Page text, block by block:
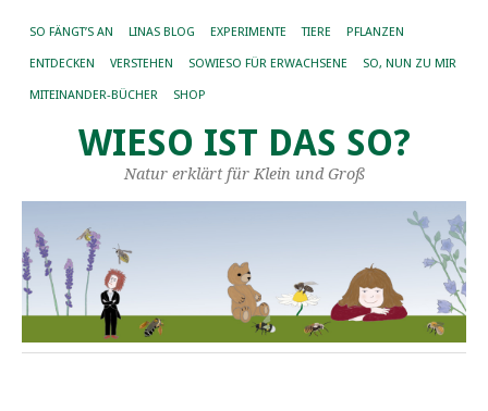
SO FÄNGT’S AN LINAS BLOG EXPERIMENTE TIERE PFLANZEN
ENTDECKEN VERSTEHEN SOWIESO FÜR ERWACHSENE SO, NUN ZU MIR
MITEINANDER-BÜCHER SHOP
WIESO IST DAS SO?
Natur erklärt für Klein und Groß